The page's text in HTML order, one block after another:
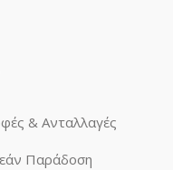
& Ανταλλαγές
Παράδοση